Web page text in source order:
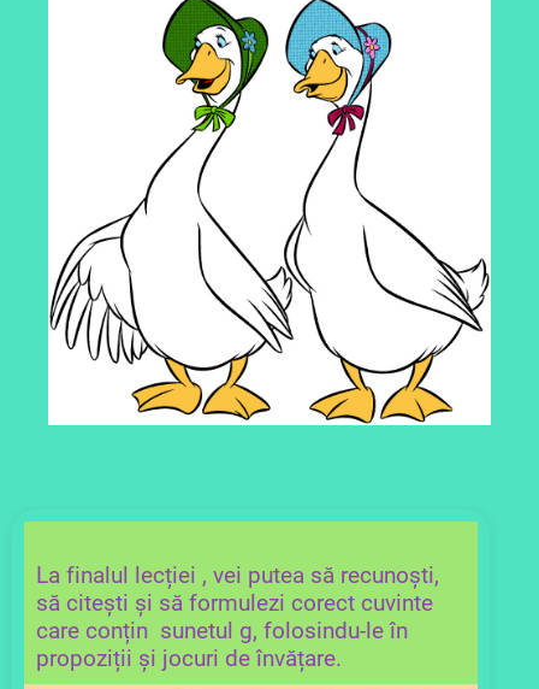
La finalul lecției , vei putea să recunoști,
să citești și să formulezi corect cuvinte
care conțin sunetul g, folosindu-le în
propoziții și jocuri de învățare.